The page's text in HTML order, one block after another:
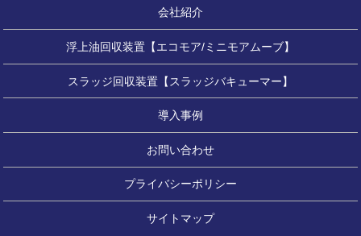
会社紹介
浮上油回収装置【エコモア/ミニモアムーブ】
スラッジ回収装置【スラッジバキューマー】
導入事例
お問い合わせ
プライバシーポリシー
サイトマップ